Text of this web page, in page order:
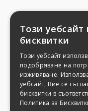
Този уебсайт
бисквитки
Този уебсайт
подобряване на
изживяване.
уебсайт, Вие се
бисквитки в
Политика за